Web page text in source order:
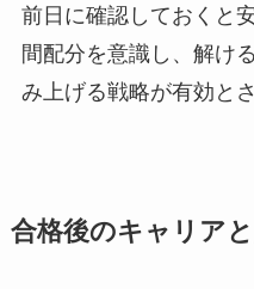
前日に確認しておくと
間配分を意識し、解け
み上げる戦略が有効と
合格後のキャリア